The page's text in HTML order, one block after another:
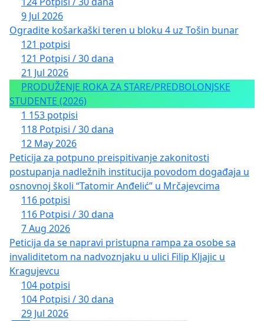
9 Jul 2026
Ogradite košarkaški teren u bloku 4 uz Tošin bunar
121 potpisi
121 Potpisi / 30 dana
21 Jul 2026
PRODUŽENJE ROKA ZA STARE/PREDBOLONJSKE
STUDENTE (2026)
1 153 potpisi
118 Potpisi / 30 dana
12 May 2026
Peticija za potpuno preispitivanje zakonitosti
postupanja nadležnih institucija povodom događaja u
osnovnoj školi “Tatomir Anđelić” u Mrčajevcima
116 potpisi
116 Potpisi / 30 dana
7 Aug 2026
Peticija da se napravi pristupna rampa za osobe sa
invaliditetom na nadvoznjaku u ulici Filip Kljajic u
Kragujevcu
104 potpisi
104 Potpisi / 30 dana
29 Jul 2026